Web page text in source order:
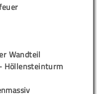
Wandteil
Höllensteinturm